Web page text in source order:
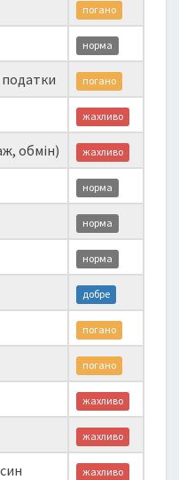
погано
норма
податки погано
жахливо
обмін) жахливо
норма
норма
норма
добре
погано
погано
жахливо
жахливо
жахливо